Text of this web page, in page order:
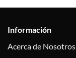
Información
Acerca de Nosotros